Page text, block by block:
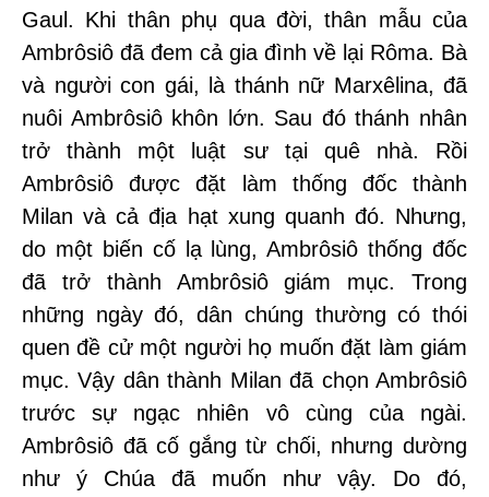
Gaul. Khi thân phụ qua đời, thân mẫu của
Ambrôsiô đã đem cả gia đình về lại Rôma. Bà
và người con gái, là thánh nữ Marxêlina, đã
nuôi Ambrôsiô khôn lớn. Sau đó thánh nhân
trở thành một luật sư tại quê nhà. Rồi
Ambrôsiô được đặt làm thống đốc thành
Milan và cả địa hạt xung quanh đó. Nhưng,
do một biến cố lạ lùng, Ambrôsiô thống đốc
đã trở thành Ambrôsiô giám mục. Trong
những ngày đó, dân chúng thường có thói
quen đề cử một người họ muốn đặt làm giám
mục. Vậy dân thành Milan đã chọn Ambrôsiô
trước sự ngạc nhiên vô cùng của ngài.
Ambrôsiô đã cố gắng từ chối, nhưng dường
như ý Chúa đã muốn như vậy. Do đó,